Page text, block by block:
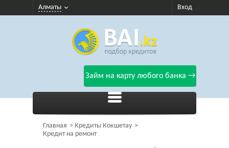
Алматы Вход
Займ на карту любого банка →
Главная
Кредиты Кокшетау
Кредит на ремонт